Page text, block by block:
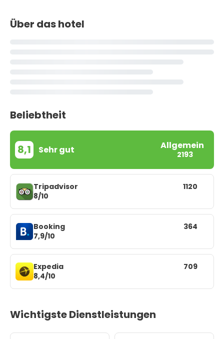
Über das hotel
Beliebtheit
8,1 Sehr gut Allgemein
2193
Tripadvisor
8/10
1120
Booking
7,9/10
364
Expedia
8,4/10
709
Wichtigste Dienstleistungen